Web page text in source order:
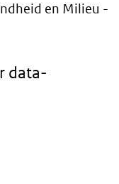
en Milieu -
data-